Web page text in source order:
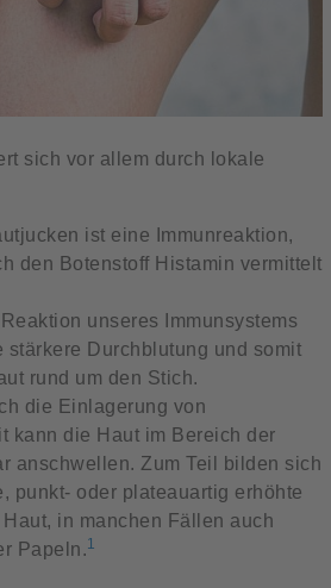
sich vor allem durch lokale
ist eine Immunreaktion,
den Botenstoff Histamin vermittelt
unseres Immunsystems
stärkere Durchblutung und somit
rund um den Stich.
die Einlagerung von
kann die Haut im Bereich der
anschwellen. Zum Teil bilden sich
punkt- oder plateauartig erhöhte
in manchen Fällen auch
Papeln.1